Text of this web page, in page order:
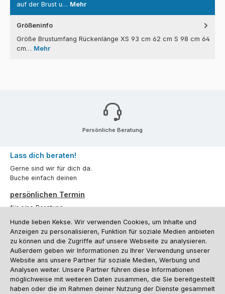
auf der Brust u… Mehr
Größeninfo
Größe Brustumfang Rückenlänge XS 93 cm 62 cm S 98 cm 64
cm… Mehr
Persönliche Beratung
Lass dich beraten!
Gerne sind wir für dich da.
Buche einfach deinen
persönlichen Termin
für eine Beratung.
Oder über unserKontaktformular.
Vertrag widerrufen
Kundenservice
Hunde lieben Kekse. Wir verwenden Cookies, um Inhalte und
Anzeigen zu personalisieren, Funktion für soziale Medien anbieten
zu können und die Zugriffe auf unsere Webseite zu analysieren.
Außerdem geben wir Informationen zu Ihrer Verwendung unserer
Website ans unsere Partner für soziale Medien, Werbung und
Analysen weiter. Unsere Partner führen diese Informationen
möglichweise mit weiteren Daten zusammen, die Sie bereitgestellt
haben oder die im Rahmen deiner Nutzung der Dienste gesammelt